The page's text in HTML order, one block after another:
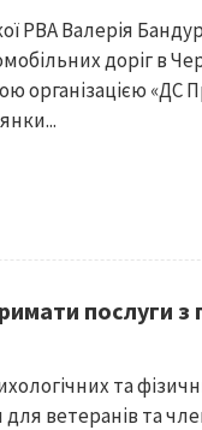
РВА Валерія
доріг в
організацією
послуги з
та
ветеранів та